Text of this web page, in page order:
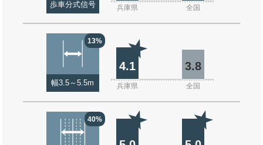
歩車分式信号 兵庫県 全国
13%
幅3.5～5.5m
4.1 3.8
兵庫県 全国
40%